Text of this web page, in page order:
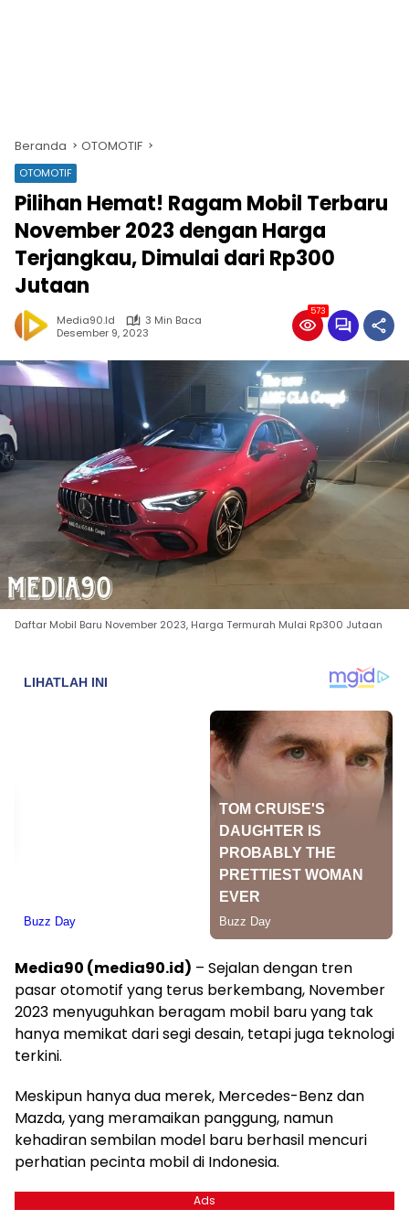
Beranda OTOMOTIF
OTOMOTIF
Pilihan Hemat! Ragam Mobil Terbaru
November 2023 dengan Harga
Terjangkau, Dimulai dari Rp300
Jutaan
Media90.id
3 Min Baca
Desember 9, 2023
573
Daftar Mobil Baru November 2023, Harga Termurah Mulai Rp300 Jutaan
Media90 (media90.id) – Sejalan dengan tren
pasar otomotif yang terus berkembang, November
2023 menyuguhkan beragam mobil baru yang tak
hanya memikat dari segi desain, tetapi juga teknologi
terkini.
Meskipun hanya dua merek, Mercedes-Benz dan
Mazda, yang meramaikan panggung, namun
kehadiran sembilan model baru berhasil mencuri
perhatian pecinta mobil di Indonesia.
Ads